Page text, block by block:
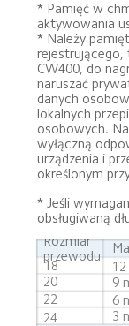
* Pamięć w
aktywowania
* Należy
rejestrującego,
CW400, do
naruszać
danych
lokalnych
osobowych.
wyłączną
urządzenia i
określonym
* Jeśli
obsługiwaną
Rozmiar
przewodu
18
12
20
9
22
6
24
3